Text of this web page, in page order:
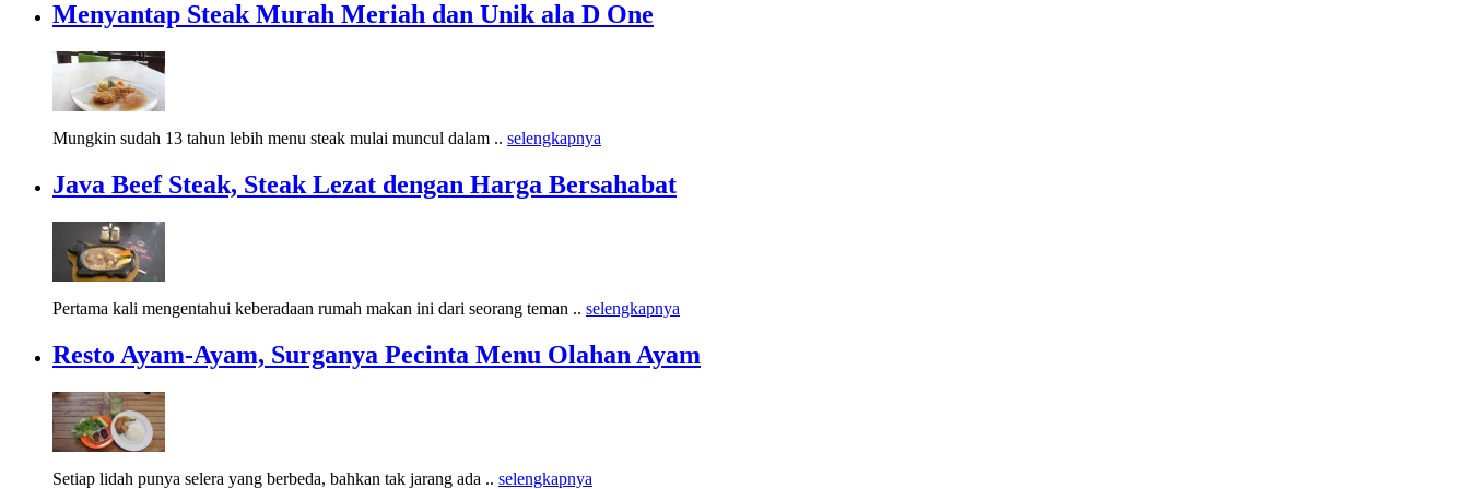
Menyantap Steak Murah Meriah dan Unik ala D One
Mungkin sudah 13 tahun lebih menu steak mulai muncul dalam .. selengkapnya
Java Beef Steak, Steak Lezat dengan Harga Bersahabat
Pertama kali mengentahui keberadaan rumah makan ini dari seorang teman .. selengkapnya
Resto Ayam-Ayam, Surganya Pecinta Menu Olahan Ayam
Setiap lidah punya selera yang berbeda, bahkan tak jarang ada .. selengkapnya